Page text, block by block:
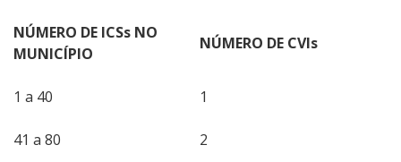
NÚMERO DE ICSs NO
MUNICÍPIO
NÚMERO DE CVIs
1 a 40 1
41 a 80 2